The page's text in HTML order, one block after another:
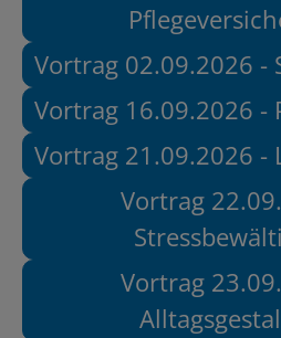
Vortrag 02.09.2026 -
Vortrag 16.09.2026 -
Vortrag 21.09.2026 -
Vortrag
Vortrag